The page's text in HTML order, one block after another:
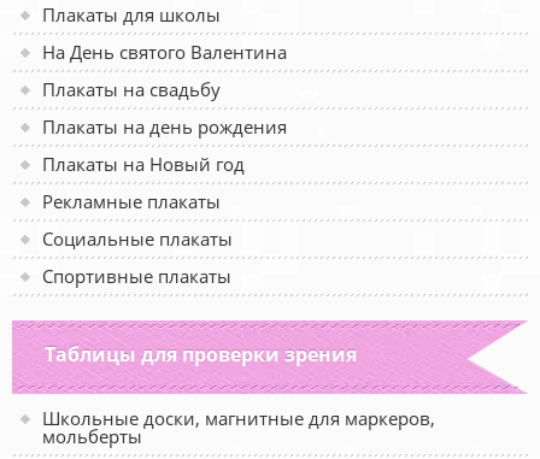
Плакаты для школы
На День святого Валентина
Плакаты на свадьбу
Плакаты на день рождения
Плакаты на Новый год
Рекламные плакаты
Социальные плакаты
Спортивные плакаты
Таблицы для проверки зрения
Школьные доски, магнитные для маркеров,
мольберты